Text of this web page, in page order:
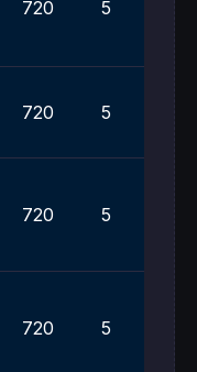
720 5
720 5
720 5
720 5